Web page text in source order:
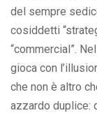
del sempre
cosiddetti
“commercial”.
gioca con
che non è altro
azzardo duplice: